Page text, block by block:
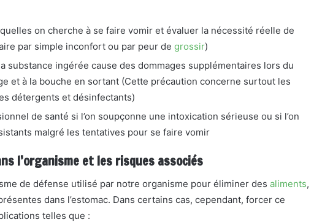
on cherche à se faire vomir et évaluer la nécessité réelle de
par simple inconfort ou par peur de grossir)
substance ingérée cause des dommages supplémentaires lors du
et à la bouche en sortant (Cette précaution concerne surtout les
détergents et désinfectants)
de santé si l’on soupçonne une intoxication sérieuse ou si l’on
malgré les tentatives pour se faire vomir
l’organisme et les risques associés
de défense utilisé par notre organisme pour éliminer des aliments,
dans l’estomac. Dans certains cas, cependant, forcer ce
telles que :